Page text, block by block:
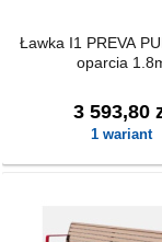
Ławka I1 PREVA
oparcia
3 593,80
1 wariant